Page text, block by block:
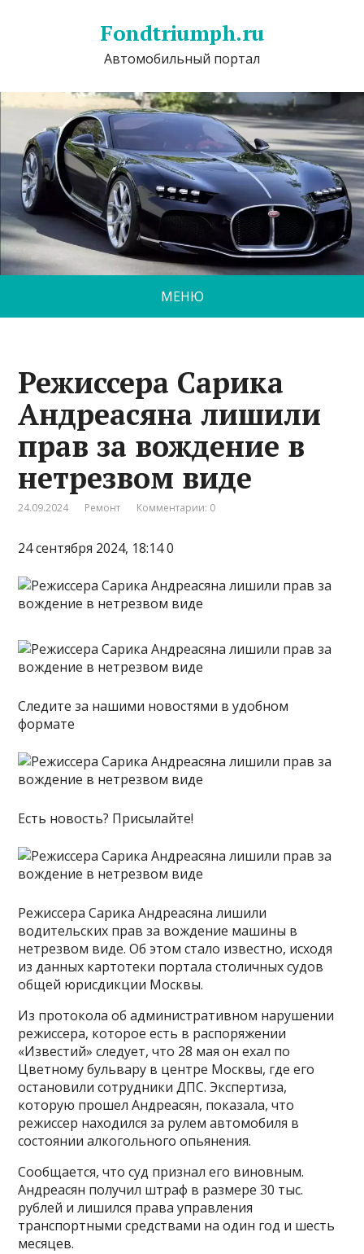
Fondtriumph.ru
Автомобильный портал
МЕНЮ
Режиссера Сарика
Андреасяна лишили
прав за вождение в
нетрезвом виде
24.09.2024 Ремонт Комментарии: 0
24 сентября 2024, 18:14 0
Следите за нашими новостями в удобном
формате
Есть новость? Присылайте!
Режиссера Сарика Андреасяна лишили
водительских прав за вождение машины в
нетрезвом виде. Об этом стало известно, исходя
из данных картотеки портала столичных судов
общей юрисдикции Москвы.
Из протокола об административном нарушении
режиссера, которое есть в распоряжении
«Известий» следует, что 28 мая он ехал по
Цветному бульвару в центре Москвы, где его
остановили сотрудники ДПС. Экспертиза,
которую прошел Андреасян, показала, что
режиссер находился за рулем автомобиля в
состоянии алкогольного опьянения.
Сообщается, что суд признал его виновным.
Андреасян получил штраф в размере 30 тыс.
рублей и лишился права управления
транспортными средствами на один год и шесть
месяцев.